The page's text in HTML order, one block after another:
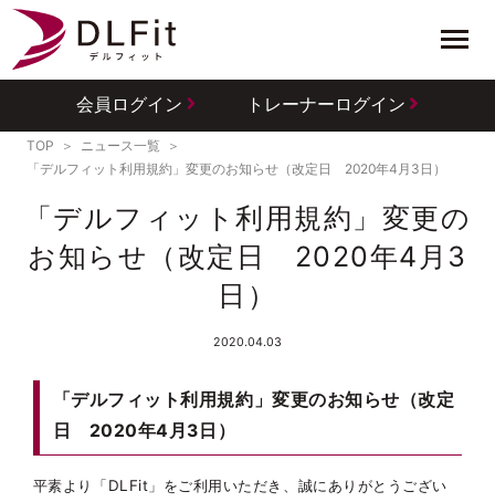
会員ログイン トレーナーログイン
TOP
ニュース一覧
「デルフィット利用規約」変更のお知らせ（改定日 2020年4月3日）
「デルフィット利用規約」変更の
お知らせ（改定日 2020年4月3
日）
2020.04.03
「デルフィット利用規約」変更のお知らせ（改定
日 2020年4月3日）
平素より「DLFit」をご利用いただき、誠にありがとうござい